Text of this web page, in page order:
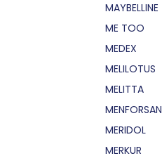
MAYBELLINE
ME TOO
MEDEX
MELILOTUS
MELITTA
MENFORSAN
MERIDOL
MERKUR